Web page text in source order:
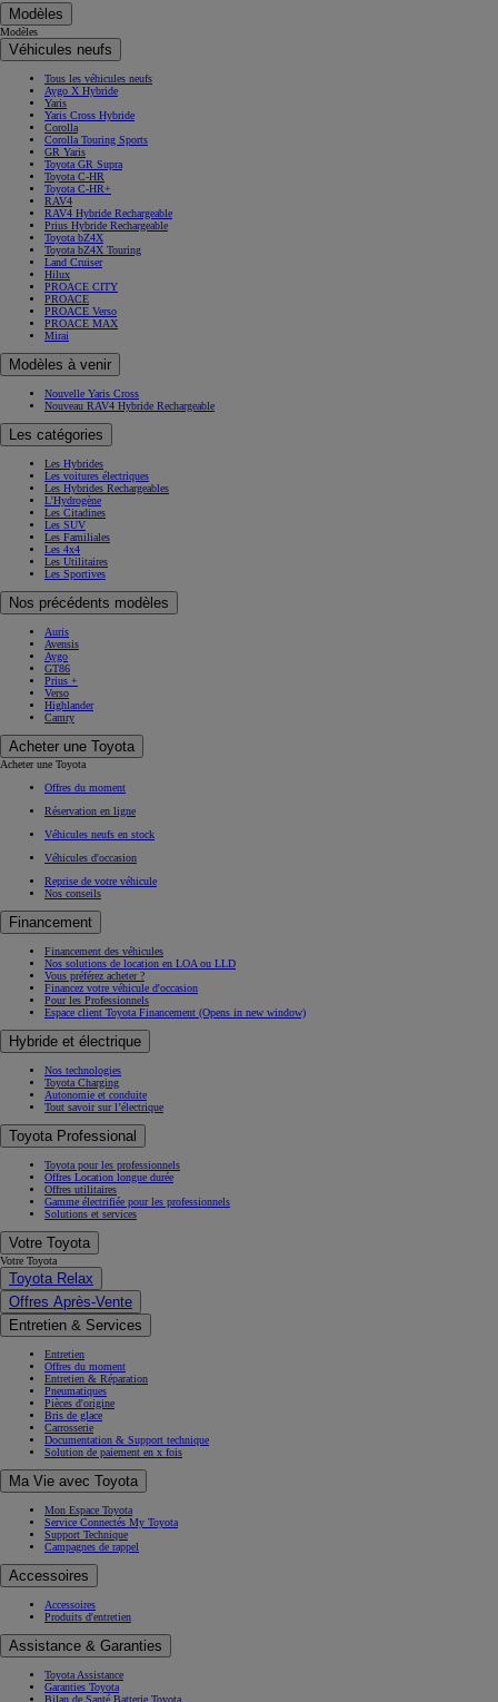
Modèles
Modèles
Véhicules neufs
Tous les véhicules neufs
Aygo X Hybride
Yaris
Yaris Cross Hybride
Corolla
Corolla Touring Sports
GR Yaris
Toyota GR Supra
Toyota C-HR
Toyota C-HR+
RAV4
RAV4 Hybride Rechargeable
Prius Hybride Rechargeable
Toyota bZ4X
Toyota bZ4X Touring
Land Cruiser
Hilux
PROACE CITY
PROACE
PROACE Verso
PROACE MAX
Mirai
Modèles à venir
Nouvelle Yaris Cross
Nouveau RAV4 Hybride Rechargeable
Les catégories
Les Hybrides
Les voitures électriques
Les Hybrides Rechargeables
L'Hydrogène
Les Citadines
Les SUV
Les Familiales
Les 4x4
Les Utilitaires
Les Sportives
Nos précédents modèles
Auris
Avensis
Aygo
GT86
Prius +
Verso
Highlander
Camry
Acheter une Toyota
Acheter une Toyota
Offres du moment
Réservation en ligne
Véhicules neufs en stock
Véhicules d'occasion
Reprise de votre véhicule
Nos conseils
Financement
Financement des véhicules
Nos solutions de location en LOA ou LLD
Vous préférez acheter ?
Financez votre véhicule d'occasion
Pour les Professionnels
Espace client Toyota Financement (Opens in new window)
Hybride et électrique
Nos technologies
Toyota Charging
Autonomie et conduite
Tout savoir sur l’électrique
Toyota Professional
Toyota pour les professionnels
Offres Location longue durée
Offres utilitaires
Gamme électrifiée pour les professionnels
Solutions et services
Votre Toyota
Votre Toyota
Toyota Relax
Offres Après-Vente
Entretien & Services
Entretien
Offres du moment
Entretien & Réparation
Pneumatiques
Pièces d'origine
Bris de glace
Carrosserie
Documentation & Support technique
Solution de paiement en x fois
Ma Vie avec Toyota
Mon Espace Toyota
Service Connectés My Toyota
Support Technique
Campagnes de rappel
Accessoires
Accessoires
Produits d'entretien
Assistance & Garanties
Toyota Assistance
Garanties Toyota
Bilan de Santé Batterie Toyota